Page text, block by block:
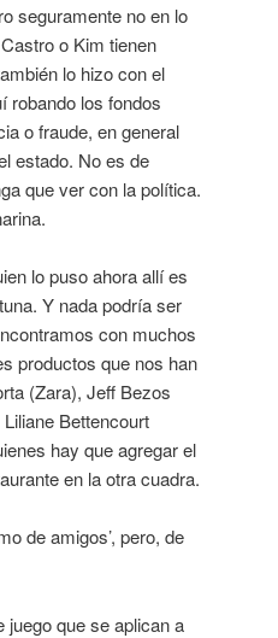
seguramente no en lo
o Kim tienen
lo hizo con el
robando los fondos
o fraude, en general
estado. No es de
que ver con la política.
lo puso ahora allí es
Y nada podría ser
con muchos
productos que nos han
(Zara), Jeff Bezos
Bettencourt
hay que agregar el
en la otra cuadra.
de amigos’, pero, de
juego que se aplican a